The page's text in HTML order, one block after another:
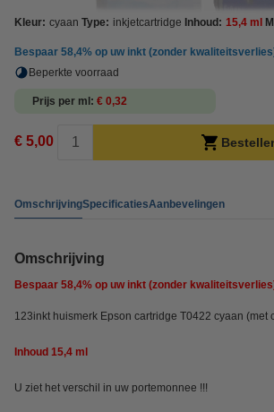
Kleur: cyaan Type: inkjetcartridge Inhoud: 15,4 ml
Bespaar 58,4% op uw inkt (zonder
Beperkte voorraad
Prijs per ml € 0,32
€ 5,00
OmschrijvingSpecificatiesAanbevelingen
Omschrijving
Bespaar 58,4% op uw inkt (zonder
123inkt huismerk Epson cartridge T0422 cyaan (met
Inhoud 15,4 ml
U ziet het verschil in uw portemonnee !!!